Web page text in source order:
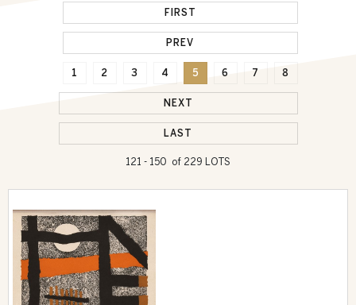
121 - 150 of 229 LOTS
FIRST
PREV
1 2 3 4 5 6 7 8
NEXT
LAST